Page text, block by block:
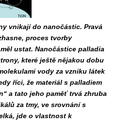
vnikají do nanočástic. Pravá
proces tvorby
ustat. Nanočástice palladia
které ještě nějakou dobu
vody za vzniku látek
říci, že materiál s palladiem
a tato jeho paměť trvá zhruba
za tmy, ve srovnání s
jde o vlastnost k